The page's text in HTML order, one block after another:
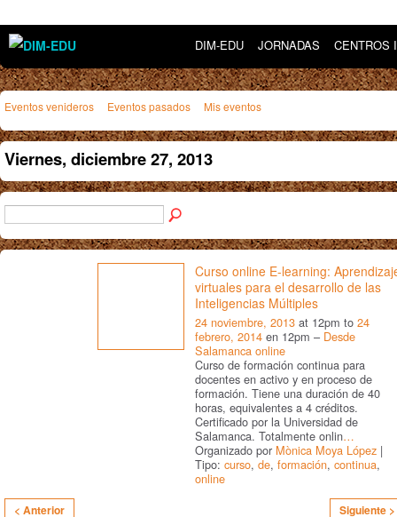
DIM-EDU JORNADAS CENTROS
Eventos venideros Eventos pasados Mis eventos
Viernes, diciembre 27, 2013
Curso online E-learning:
virtuales para el desarrollo de las
Inteligencias Múltiples
24 noviembre, 2013 at 12pm to 24
febrero, 2014 en 12pm – Desde
Salamanca online
Curso de formación continua para
docentes en activo y en proceso de
formación. Tiene una duración de 40
horas, equivalentes a 4 créditos.
Certificado por la Universidad de
Salamanca. Totalmente onlin…
Organizado por Mònica Moya López |
Tipo: curso, de, formación, continua,
online
< Anterior Siguiente >